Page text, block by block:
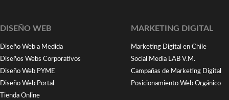
DISEÑO WEB
Diseño Web a Medida
Diseños Webs Corporativos
Diseño Web PYME
Diseño Web Portal
Tienda Online
MARKETING DIGITAL
Marketing Digital en Chile
Social Media LAB V.M.
Campañas de Marketing Digital
Posicionamiento Web Orgánico